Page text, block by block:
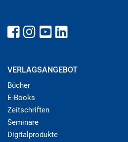
VERLAGSANGEBOT
Bücher
E-Books
Zeitschriften
Seminare
Digitalprodukte